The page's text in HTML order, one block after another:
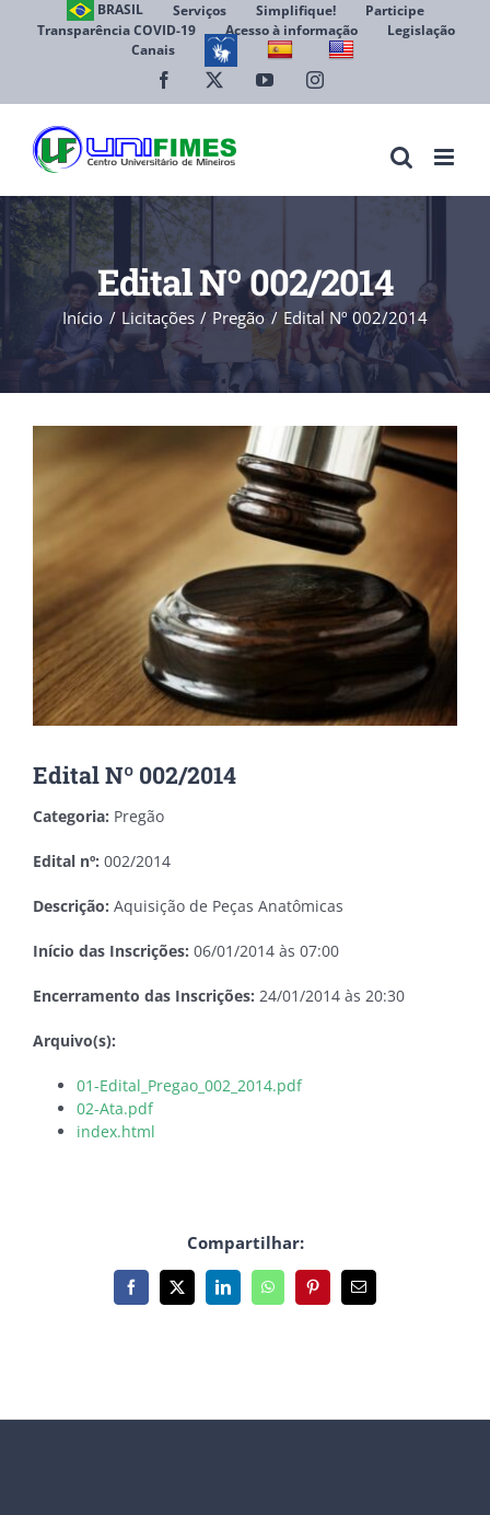
BRASIL Serviços Simplifique!
Participe
Transparência COVID-19
Acesso à informação
Legislação
Canais
Facebook YouTubeInstagram
Edital Nº 002/2014
Início Licitações Pregão Edital Nº 002/2014
Larger
Image
Edital Nº 002/2014
Categoria: Pregão
Edital nº: 002/2014
Descrição: Aquisição de Peças Anatômicas
Início das Inscrições: 06/01/2014 às 07:00
Encerramento das Inscrições: 24/01/2014 às 20:30
Arquivo(s):
01-Edital_Pregao_002_2014.pdf
02-Ata.pdf
index.html
Compartilhar:
Facebook
X LinkedInWhatsAppPinterest
E-
mail